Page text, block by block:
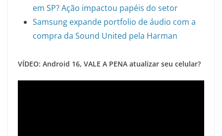
em SP? Ação impactou papéis do setor
Samsung expande portfolio de áudio com a
compra da Sound United pela Harman
VÍDEO: Android 16, VALE A PENA atualizar seu celular?